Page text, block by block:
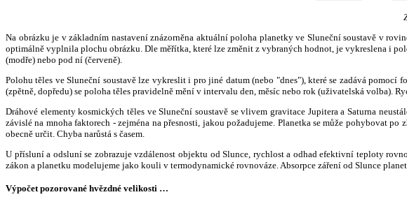
Na obrázku je v základním nastavení znázorněna aktuální poloha planetky ve Sluneční soustavě v
optimálně vyplnila plochu obrázku. Dle měřítka, které lze změnit z vybraných hodnot, je vykreslena i
(modře) nebo pod ní (červeně).
Polohu těles ve Sluneční soustavě lze vykreslit i pro jiné datum (nebo "dnes"), které se zadává pomocí
(zpětně, dopředu) se poloha těles pravidelně mění v intervalu den, měsíc nebo rok (uživatelská volba).
Dráhové elementy kosmických těles ve Sluneční soustavě se vlivem gravitace Jupitera a Saturna
závislé na mnoha faktorech - zejména na přesnosti, jakou požadujeme. Planetka se může pohybovat
obecně určit. Chyba narůstá s časem.
U přísluní a odsluní se zobrazuje vzdálenost objektu od Slunce, rychlost a odhad efektivní teploty
zákon a planetku modelujeme jako kouli v termodynamické rovnováze. Absorpce záření od Slunce
Výpočet pozorované hvězdné velikosti …